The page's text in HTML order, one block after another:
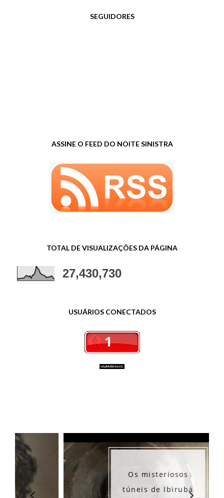
SEGUIDORES
ASSINE O FEED DO NOITE SINISTRA
TOTAL DE VISUALIZAÇÕES DA PÁGINA
27,430,730
USUÁRIOS CONECTADOS
Os misteriosos
túneis de Ibirubá